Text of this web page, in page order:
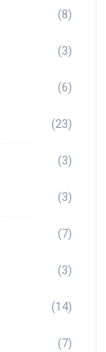
(8)
(3)
(6)
(23)
(3)
(3)
(7)
(3)
(14)
(7)